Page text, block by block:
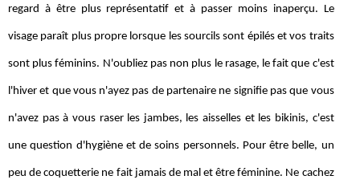
regard à être plus représentatif et à passer moins inaperçu. Le
visage paraît plus propre lorsque les sourcils sont épilés et vos traits
sont plus féminins. N'oubliez pas non plus le rasage, le fait que c'est
l'hiver et que vous n'ayez pas de partenaire ne signifie pas que vous
n'avez pas à vous raser les jambes, les aisselles et les bikinis, c'est
une question d'hygiène et de soins personnels. Pour être belle, un
peu de coquetterie ne fait jamais de mal et être féminine. Ne cachez